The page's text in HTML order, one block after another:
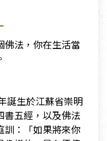
佛法，你在生活當
誕生於江蘇省崇明
書五經，以及佛法
訓：「如果將來你